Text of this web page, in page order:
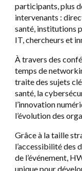
participants, plus
intervenants :
santé, institutions
IT, chercheurs et
À travers des
temps de
traite des sujets
santé, la
l’innovation
l’évolution des
Grâce à la taille
l’accessibilité des
de l’événement,
unique pour